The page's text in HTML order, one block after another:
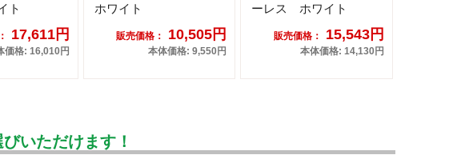
ト
17,611円
価格: 16,010円
ホワイト
販売価格： 10,505円
本体価格: 9,550円
ーレス ホワイト
販売価格： 15,543円
本体価格: 14,130円
いただけます！